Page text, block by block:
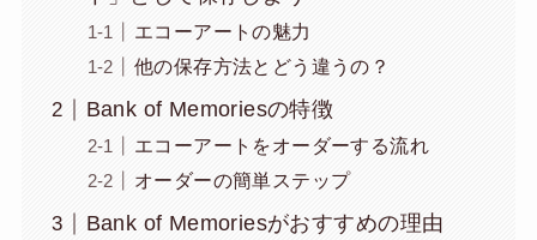
エコーアートの魅力
他の保存方法とどう違うの？
Bank of Memoriesの特徴
エコーアートをオーダーする流れ
オーダーの簡単ステップ
Bank of Memoriesがおすすめの理由